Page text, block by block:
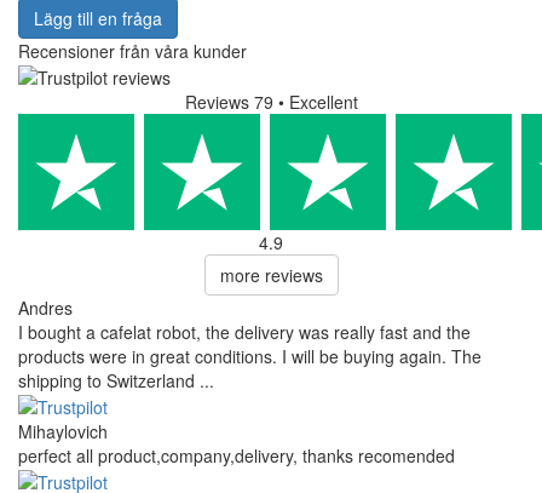
Lägg till en fråga
Recensioner från våra kunder
Reviews 79 • Excellent
4.9
more reviews
Andres
I bought a cafelat robot, the delivery was really fast and the
products were in great conditions. I will be buying again. The
shipping to Switzerland ...
Mihaylovich
perfect all product,company,delivery, thanks recomended